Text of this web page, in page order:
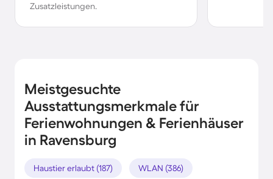
Zusatzleistungen.
Meistgesuchte
Ausstattungsmerkmale für
Ferienwohnungen & Ferienhäuser
in Ravensburg
Haustier erlaubt (187) WLAN (386)